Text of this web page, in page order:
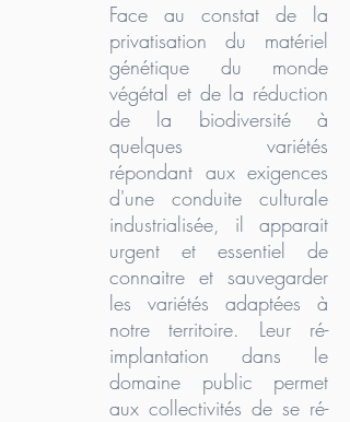
Face au constat de la
privatisation du matériel
génétique du monde
végétal et de la réduction
de la biodiversité à
quelques variétés
répondant aux exigences
d'une conduite culturale
industrialisée, il apparait
urgent et essentiel de
connaitre et sauvegarder
les variétés adaptées à
notre territoire. Leur ré-
implantation dans le
domaine public permet
aux collectivités de se ré-